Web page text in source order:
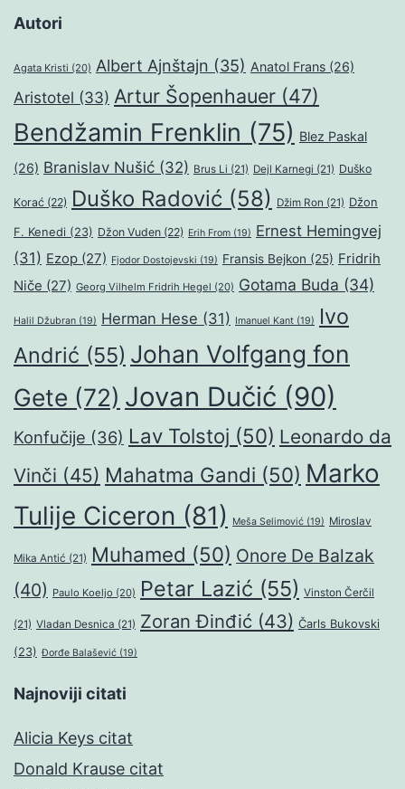
Autori
Agata Kristi (20) Albert Ajnštajn (35) Anatol Frans (26)
Aristotel (33) Artur Šopenhauer (47)
Bendžamin Frenklin (75) Blez Paskal
(26) Branislav Nušić (32) Brus Li (21) Dejl Karnegi (21) Duško
Korać (22) Duško Radović (58) Džim Ron (21) Džon
F. Kenedi (23) Džon Vuden (22) Erih From (19) Ernest Hemingvej
(31) Ezop (27) Fjodor Dostojevski (19) Fransis Bejkon (25) Fridrih
Niče (27) Georg Vilhelm Fridrih Hegel (20) Gotama Buda (34)
Halil Džubran (19) Herman Hese (31) Imanuel Kant (19)
Ivo
Andrić (55) Johan Volfgang fon
Gete (72) Jovan Dučić (90)
Konfučije (36) Lav Tolstoj (50) Leonardo da
Vinči (45) Mahatma Gandi (50) Marko
Tulije Ciceron (81) Meša Selimović (19) Miroslav
Mika Antić (21) Muhamed (50) Onore De Balzak
(40) Paulo Koeljo (20) Petar Lazić (55) Vinston Čerčil
(21) Vladan Desnica (21) Zoran Đinđić (43) Čarls Bukovski
(23) Đorđe Balašević (19)
Najnoviji citati
Alicia Keys citat
Donald Krause citat